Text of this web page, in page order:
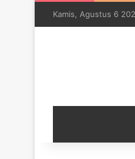
Kamis, Agustus 6